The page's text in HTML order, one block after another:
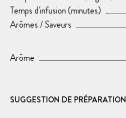
Temps d'infusion (minutes)
Arômes / Saveurs
Arôme
SUGGESTION DE PRÉPARATION